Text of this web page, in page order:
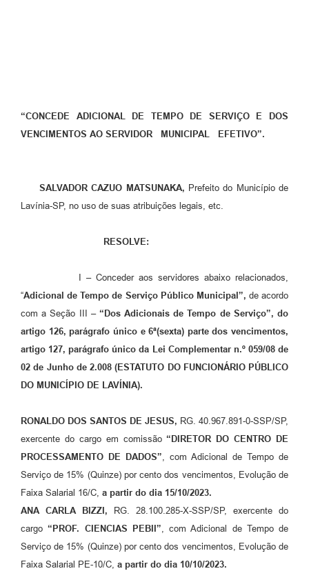
Carta de Serviços
Legislação
Pesquisa de Satisfação
Contratos
Audiência Pública
Cultura
Meio Ambiente
“CONCEDE ADICIONAL DE TEMPO DE SERVIÇO E DOS
VENCIMENTOS AO SERVIDOR MUNICIPAL EFETIVO”.
SALVADOR CAZUO MATSUNAKA, Prefeito do Município de
Lavínia-SP, no uso de suas atribuições legais, etc.
RESOLVE:
I – Conceder aos servidores abaixo relacionados,
“Adicional de Tempo de Serviço Público Municipal”, de acordo
com a Seção III – “Dos Adicionais de Tempo de Serviço”, do
artigo 126, parágrafo único e 6ª(sexta) parte dos vencimentos,
artigo 127, parágrafo único da Lei Complementar n.º 059/08 de
02 de Junho de 2.008 (ESTATUTO DO FUNCIONÁRIO PÚBLICO
DO MUNICÍPIO DE LAVÍNIA).
RONALDO DOS SANTOS DE JESUS, RG. 40.967.891-0-SSP/SP,
exercente do cargo em comissão“DIRETOR DO CENTRO DE
PROCESSAMENTO DE DADOS”, com Adicional de Tempo de
Serviço de 15% (Quinze) por cento dos vencimentos, Evolução de
Faixa Salarial 16/C, a partir do dia 15/10/2023.
ANA CARLA BIZZI,
RG. 28.100.285-X-SSP/SP, exercente do
cargo“PROF. CIENCIAS PEBII”, com Adicional de Tempo de
Serviço de 15% (Quinze) por cento dos vencimentos, Evolução de
Faixa Salarial PE-10/C, a partir do dia 10/10/2023.